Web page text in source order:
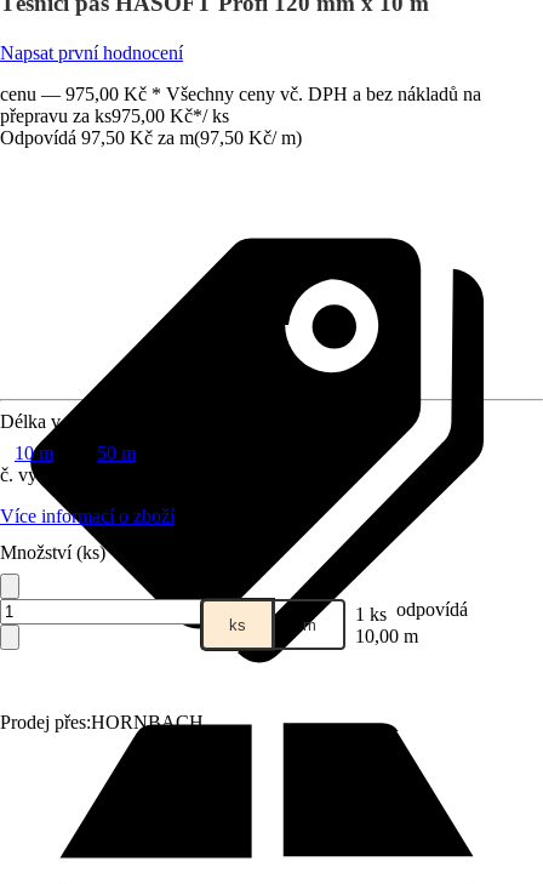
Napsat první hodnocení
cenu — 975,00 Kč * Všechny ceny vč. DPH a bez nákladů na
přepravu za ks975,00 Kč*/ ks
Odpovídá 97,50 Kč za m(97,50 Kč/ m)
Prodej přes:HORNBACH
Délka v m
10 m
50 m
č. výrobku
Více informací o zboží
Množství (ks)
ks m 1 ks odpovídá
10,00 m